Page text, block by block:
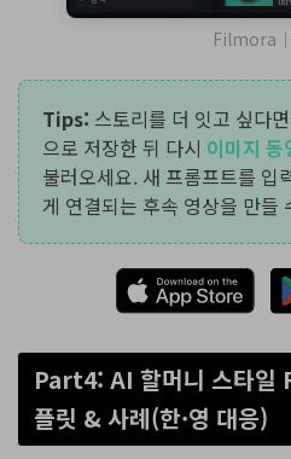
Filmora
Tips: 스토리를 더 잇고 싶다
으로 저장한 뒤 다시 이미지
불러오세요. 새 프롬프트를 입
게 연결되는 후속 영상을 만들
Part4: AI 할머니 스타일
플릿 & 사례(한·영 대응)